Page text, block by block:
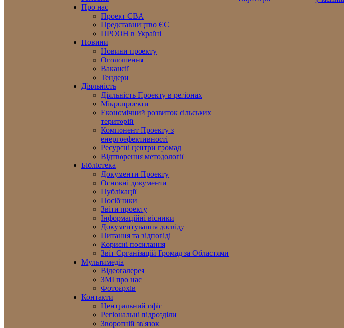
Про нас
Проект CBA
Представництво ЄС
ПРООН в Україні
Новини
Новини проекту
Оголошення
Вакансії
Тендери
Діяльність
Діяльність Проекту в регіонах
Мікропроекти
Економічний розвиток сільських
територій
Компонент Проекту з
енергоефективності
Ресурсні центри громад
Відтворення методології
Бібліотека
Документи Проекту
Основні документи
Публікації
Посібники
Звіти проекту
Інформаційні вісники
Документування досвіду
Питання та відповіді
Корисні посилання
Звіт Організацій Громад за Областями
Мультимедіа
Відеогалерея
ЗМІ про нас
Фотоархів
Контакти
Центральний офіс
Регіональні підрозділи
Зворотній зв'язок